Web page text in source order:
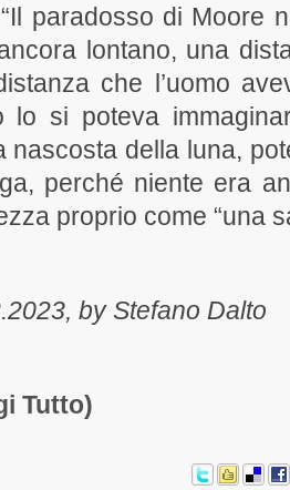
paradosso di Moore
lontano, una
che l’uomo
lo si poteva
nascosta della luna,
perché niente era
proprio come “una
by Stefano Dalto
Tutto)